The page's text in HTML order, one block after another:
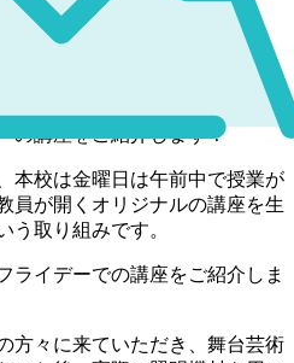
舞台芸術を学ぶ
の講座をご紹介します！
本校は金曜日は午前中で授業が
員が開くオリジナルの講座を生
う取り組みです。
ライデーでの講座をご紹介しま
方々に来ていただき、舞台芸術